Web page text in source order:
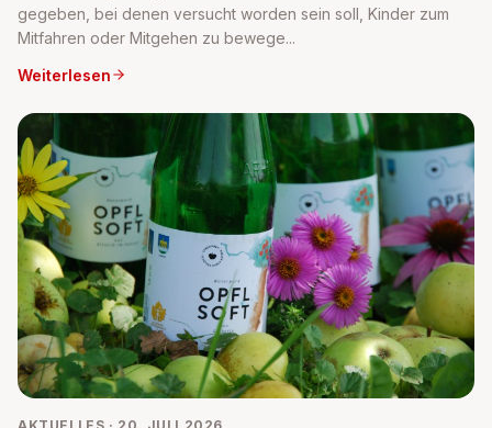
gegeben, bei denen versucht worden sein soll, Kinder zum
Mitfahren oder Mitgehen zu bewege...
Weiterlesen